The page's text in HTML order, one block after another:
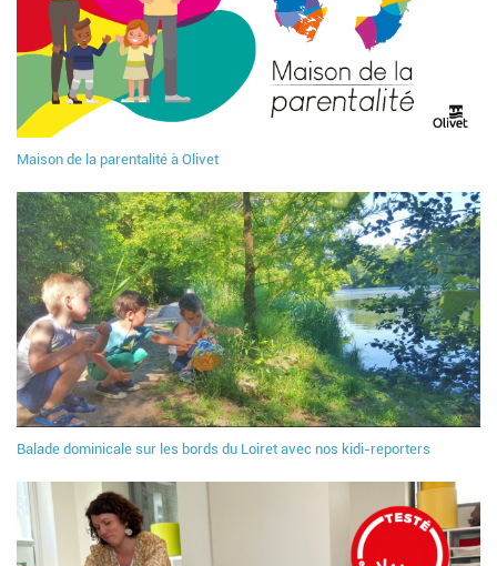
Maison de la parentalité à Olivet
Balade dominicale sur les bords du Loiret avec nos kidi-reporters